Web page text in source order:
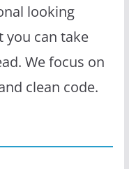
looking
you can take
We focus on
clean code.